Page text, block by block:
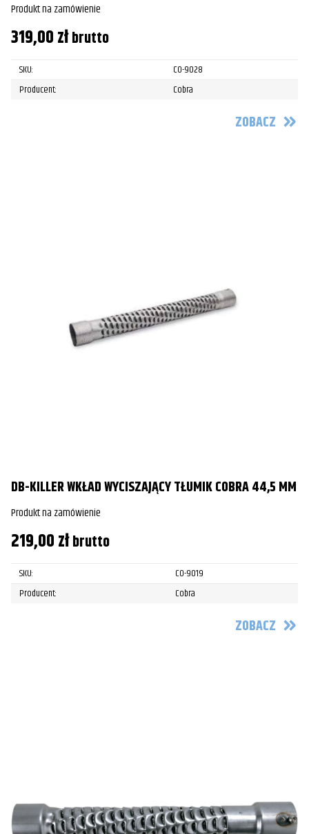
Produkt na zamówienie
319,00złbrutto
SKU:
CO-9028
Producent:
Cobra
ZOBACZ
DB-KILLER WKŁAD WYCISZAJĄCY TŁUMIK COBRA 44,5 MM
Produkt na zamówienie
219,00złbrutto
SKU:
CO-9019
Producent:
Cobra
ZOBACZ